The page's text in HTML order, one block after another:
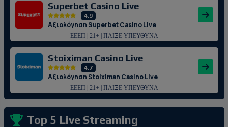
Superbet Casino Live
4.9
Αξιολόγηση Superbet Casino Live
ΕΕΕΠ | 21+ | ΠΑΙΞΕ ΥΠΕΥΘΥΝΑ
Stoiximan Casino Live
4.7
Αξιολόγηση Stoiximan Casino Live
ΕΕΕΠ | 21+ | ΠΑΙΞΕ ΥΠΕΥΘΥΝΑ
Top 5 Live Streaming